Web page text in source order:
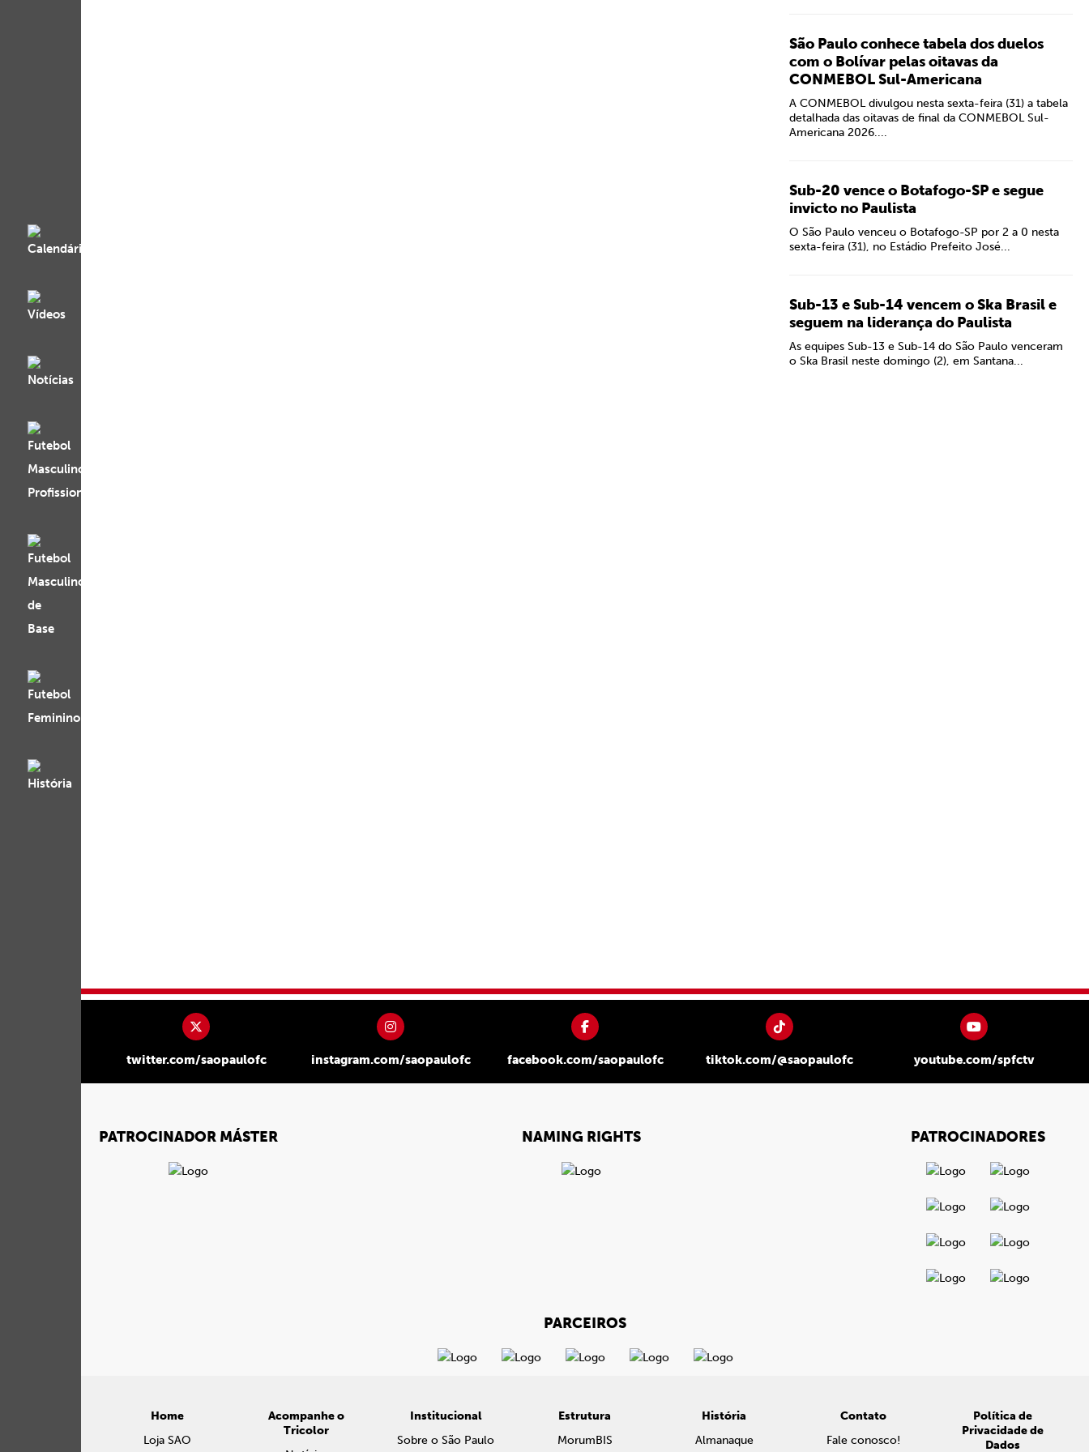
São Paulo conhece tabela dos duelos
com o Bolívar pelas oitavas da
CONMEBOL Sul-Americana
A CONMEBOL divulgou nesta sexta-feira (31) a tabela
detalhada das oitavas de final da CONMEBOL Sul-
Americana 2026....
Sub-20 vence o Botafogo-SP e segue
invicto no Paulista
O São Paulo venceu o Botafogo-SP por 2 a 0 nesta
sexta-feira (31), no Estádio Prefeito José...
Sub-13 e Sub-14 vencem o Ska Brasil e
seguem na liderança do Paulista
As equipes Sub-13 e Sub-14 do São Paulo venceram
o Ska Brasil neste domingo (2), em Santana...
twitter.com/saopaulofc instagram.com/saopaulofc facebook.com/saopaulofc tiktok.com/@saopaulofc youtube.com/spfctv
PATROCINADOR MÁSTER NAMING RIGHTS PATROCINADORES
PARCEIROS
Home
Loja SAO
Acompanhe o
Tricolor
Institucional
Sobre o São Paulo
Estrutura
MorumBIS
História
Almanaque
Contato
Fale conosco!
Política de
Privacidade de
Dados